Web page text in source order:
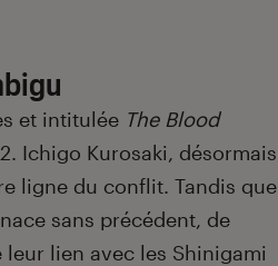
et intitulée The Blood
Ichigo Kurosaki, désormais
ligne du conflit. Tandis que
sans précédent, de
lien avec les Shinigami